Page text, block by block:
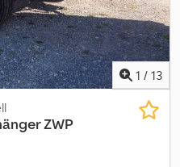
1 / 13
ZWP